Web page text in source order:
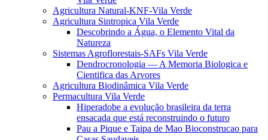
Agricultura Natural-KNF-Vila Verde
Agricultura Sintropica Vila Verde
Descobrindo a Água, o Elemento Vital da
Natureza
Sistemas Agroflorestais-SAFs Vila Verde
Dendrocronologia — A Memoria Biologica e
Cientifica das Arvores
Agricultura Biodinâmica Vila Verde
Permacultura Vila Verde
Hiperadobe a evolução brasileira da terra
ensacada que está reconstruindo o futuro
Pau a Pique e Taipa de Mao Bioconstrucao para